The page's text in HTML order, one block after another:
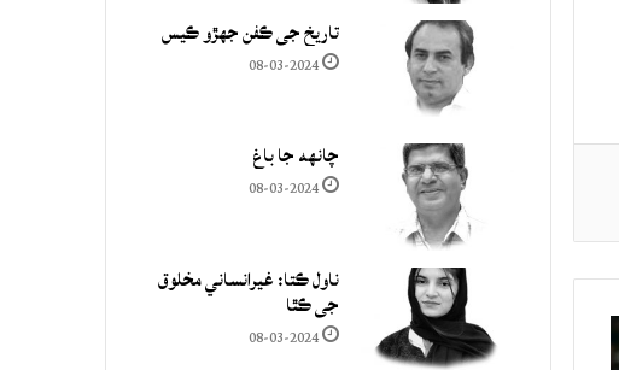
تاريخ جي ڪفن جھڙو ڪيس
08-03-2024
چانهه جا باغ
08-03-2024
ناول ڪتا: غيرانساني مخلوق
جي ڪٿا
08-03-2024